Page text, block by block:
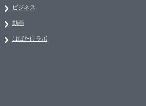
ビジネス
動画
はばたけラボ